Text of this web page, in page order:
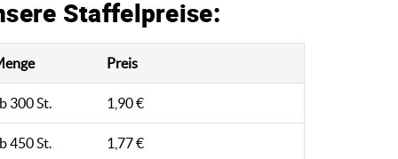
Staffelpreise:
Preis
300 St. 1,90 €
450 St. 1,77 €